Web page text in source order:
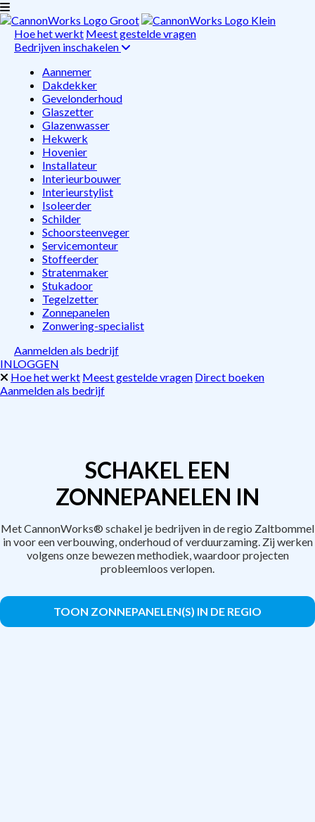
Hoe het werkt Meest gestelde vragen
Bedrijven inschakelen
Aannemer
Dakdekker
Gevelonderhoud
Glaszetter
Glazenwasser
Hekwerk
Hovenier
Installateur
Interieurbouwer
Interieurstylist
Isoleerder
Schilder
Schoorsteenveger
Servicemonteur
Stoffeerder
Stratenmaker
Stukadoor
Tegelzetter
Zonnepanelen
Zonwering-specialist
Aanmelden als bedrijf
INLOGGEN
Hoe het werkt Meest gestelde vragen Direct boeken
Aanmelden als bedrijf
SCHAKEL EEN
ZONNEPANELEN IN
Met CannonWorks® schakel je bedrijven in de regio Zaltbommel
in voor een verbouwing, onderhoud of verduurzaming. Zij werken
volgens onze bewezen methodiek, waardoor projecten
probleemloos verlopen.
TOON ZONNEPANELEN(S) IN DE REGIO